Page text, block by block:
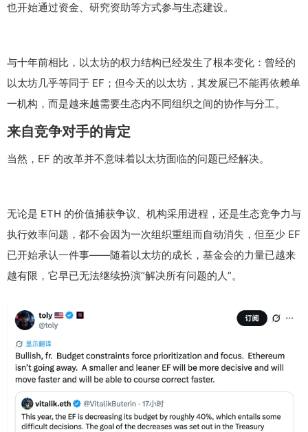
也开始通过资金、研究资助等方式参与生态建设。
与十年前相比，以太坊的权力结构已经发生了根本变化：曾经的
以太坊几乎等同于 EF；但今天的以太坊，其发展已不能再依赖单
一机构，而是越来越需要生态内不同组织之间的协作与分工。
来自竞争对手的肯定
当然，EF 的改革并不意味着以太坊面临的问题已经解决。
无论是 ETH 的价值捕获争议、机构采用进程，还是生态竞争力与
执行效率问题，都不会因为一次组织重组而自动消失，但至少 EF
已开始承认一件事——随着以太坊的成长，基金会的力量已越来
越有限，它早已无法继续扮演“解决所有问题的人”。